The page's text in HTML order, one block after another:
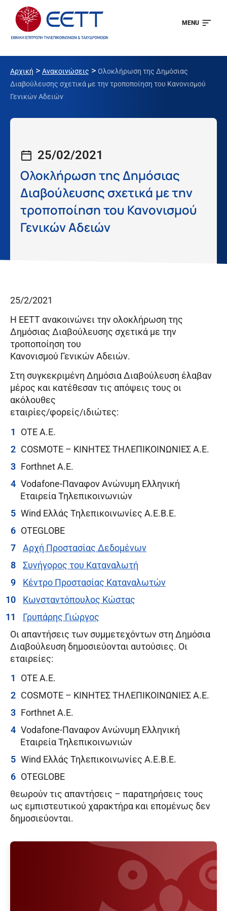
MENU
Αρχική > Ανακοινώσεις > Ολοκλήρωση της Δημόσιας
Διαβούλευσης σχετικά με την τροποποίηση του Κανονισμού
Γενικών Αδειών
25/02/2021
Ολοκλήρωση της Δημόσιας
Διαβούλευσης σχετικά με την
τροποποίηση του Κανονισμού
Γενικών Αδειών
25/2/2021
Η ΕΕΤΤ ανακοινώνει την ολοκλήρωση της
Δημόσιας Διαβούλευσης σχετικά με την
τροποποίηση του
Κανονισμού Γενικών Αδειών.
Στη συγκεκριμένη Δημόσια Διαβούλευση έλαβαν
μέρος και κατέθεσαν τις απόψεις τους οι
ακόλουθες
εταιρίες/φορείς/ιδιώτες:
OTE A.E.
COSMOTE – ΚΙΝΗΤΕΣ ΤΗΛΕΠΙΚΟΙΝΩΝΙΕΣ A.E.
Forthnet A.E.
Vodafone-Παναφον Ανώνυμη Ελληνική
Εταιρεία Τηλεπικοινωνιών
Wind Ελλάς Τηλεπικοινωνίες Α.Ε.Β.Ε.
OTEGLOBE
Αρχή Προστασίας Δεδομένων
Συνήγορος του Καταναλωτή
Κέντρο Προστασίας Καταναλωτών
Κωνσταντόπουλος Κώστας
Γρυπάρης Γιώργος
Οι απαντήσεις των συμμετεχόντων στη Δημόσια
Διαβούλευση δημοσιεύονται αυτούσιες. Οι
εταιρείες:
OTE A.E.
COSMOTE – ΚΙΝΗΤΕΣ ΤΗΛΕΠΙΚΟΙΝΩΝΙΕΣ A.E.
Forthnet A.E.
Vodafone-Παναφον Ανώνυμη Ελληνική
Εταιρεία Τηλεπικοινωνιών
Wind Ελλάς Τηλεπικοινωνίες Α.Ε.Β.Ε.
OTEGLOBE
θεωρούν τις απαντήσεις – παρατηρήσεις τους
ως εμπιστευτικού χαρακτήρα και επομένως δεν
δημοσιεύονται.